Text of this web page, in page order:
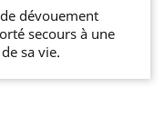
dévouement
secours à une
sa vie.